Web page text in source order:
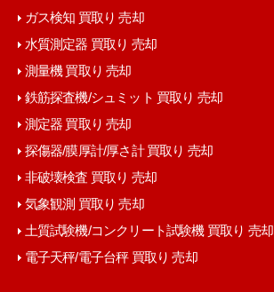
ガス検知 買取り 売却
水質測定器 買取り 売却
測量機 買取り 売却
鉄筋探査機/シュミット 買取り 売却
測定器 買取り 売却
探傷器/膜厚計/厚さ計 買取り 売却
非破壊検査 買取り 売却
気象観測 買取り 売却
土質試験機/コンクリート試験機 買取り 売却
電子天秤/電子台秤 買取り 売却